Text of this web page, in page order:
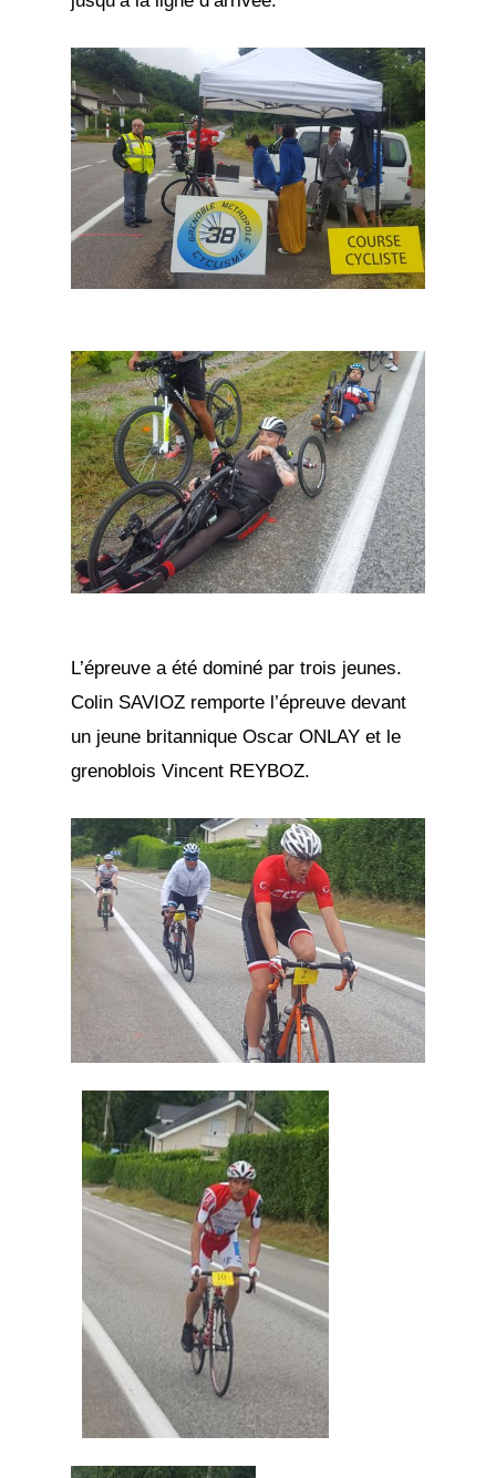
L’épreuve a été dominé par trois jeunes.
Colin SAVIOZ remporte l’épreuve devant
un jeune britannique Oscar ONLAY et le
grenoblois Vincent REYBOZ.